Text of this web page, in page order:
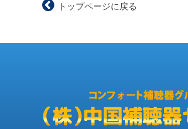
トップページに戻る